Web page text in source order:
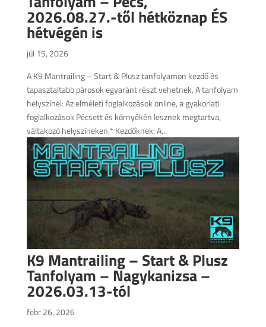
2026.08.27.-től hétköznap ÉS
hétvégén is
júl 15, 2026
A K9 Mantrailing – Start & Plusz tanfolyamon kezdő és
tapasztaltabb párosok egyaránt részt vehetnek. A tanfolyam
helyszínei: Az elméleti foglalkozások online, a gyakorlati
foglalkozások Pécsett és környékén lesznek megtartva,
váltakozó helyszíneken.* Kezdőknek: A...
K9 Mantrailing – Start & Plusz
Tanfolyam – Nagykanizsa –
2026.03.13-tól
febr 26, 2026